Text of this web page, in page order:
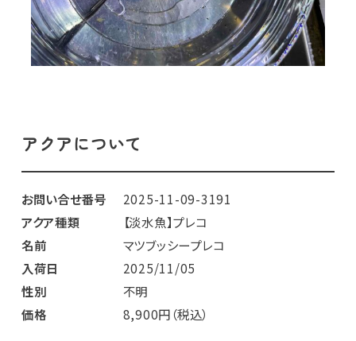
アクアについて
お問い合せ番号
2025-11-09-3191
アクア種類
【淡水魚】プレコ
名前
マツブッシープレコ
入荷日
2025/11/05
性別
不明
価格
8,900円（税込）